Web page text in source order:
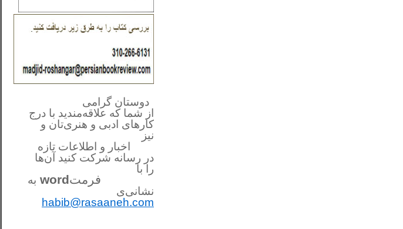
دوستان گرامی
از شما که علاقه‌مندید با درج
کارهای‌ ادبی و هنری‌تان و
نیز
اخبار و اطلاعات تازه
در رسانه شرکت کنید آن‌ها
را با
فرمتword به
نشانی‌ی
habib@rasaaneh.com